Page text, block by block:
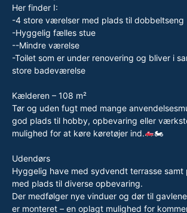
Her finder I:
-4 store værelser med plads til dobbeltseng
-Hyggelig fælles stue
--Mindre værelse
-Toilet som er under renovering og bliver i
store badeværelse
Kælderen – 108 m²
Tør og uden fugt med mange
god plads til hobby, opbevaring eller
mulighed for at køre køretøjer ind.
🏍
Udendørs
Hyggelig have med sydvendt terrasse samt
med plads til diverse opbevaring.
Der medfølger nye vinduer og dør til
er monteret – en oplagt mulighed for